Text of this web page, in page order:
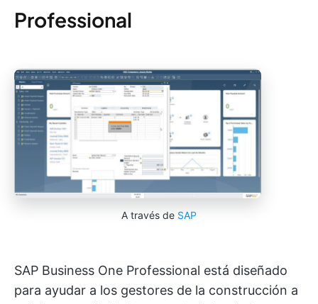
Professional
A través de SAP
SAP Business One Professional está diseñado
para ayudar a los gestores de la construcción a